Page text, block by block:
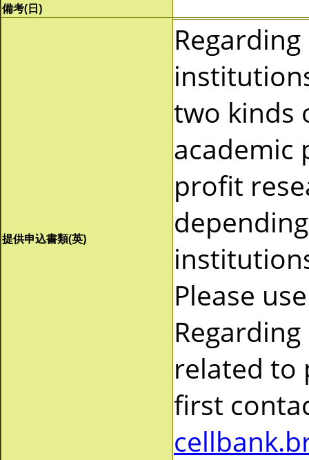
備考(日)
提供申込書類(英)
two kinds
academic
profit
Please
related to
first